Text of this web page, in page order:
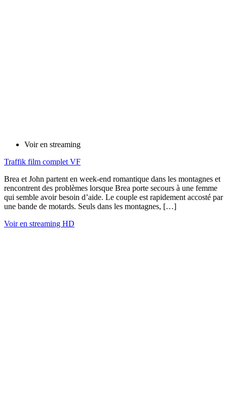
Voir en streaming
Traffik film complet VF
Brea et John partent en week-end romantique dans les montagnes et
rencontrent des problèmes lorsque Brea porte secours à une femme
qui semble avoir besoin d’aide. Le couple est rapidement accosté par
une bande de motards. Seuls dans les montagnes, […]
Voir en streaming HD